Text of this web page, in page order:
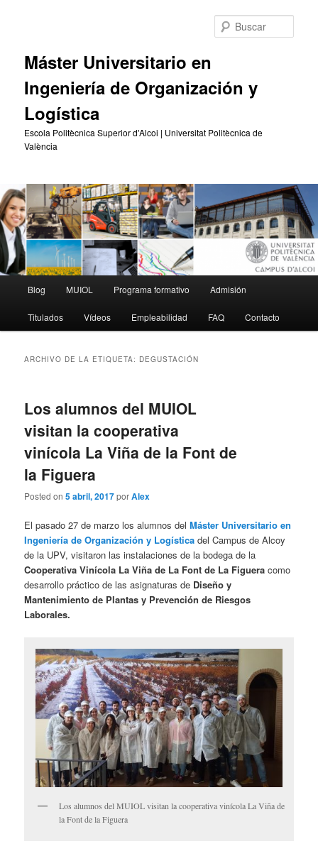
Máster Universitario en
Ingeniería de Organización y
Logística
Escola Politècnica Superior d'Alcoi | Universitat Politècnica de
València
principal
Blog MUIOL Programa formativo Admisión
Titulados Vídeos Empleabilidad FAQ Contacto
ARCHIVO DE LA ETIQUETA: DEGUSTACIÓN
Los alumnos del MUIOL
visitan la cooperativa
vinícola La Viña de la Font de
la Figuera
Posted on5 abril, 2017porAlex
El pasado 27 de marzo los alumnos delMáster Universitario en
Ingeniería de Organización y Logística del Campus de Alcoy
de la UPV, visitaron las instalaciones de la bodega de la
Cooperativa Vinícola La Viña de La Font de La Figuera como
desarrollo práctico de las asignaturas de Diseño y
Mantenimiento de Plantas y Prevención de Riesgos
Laborales.
Los alumnos del MUIOL visitan la cooperativa vinícola La Viña de
la Font de la Figuera